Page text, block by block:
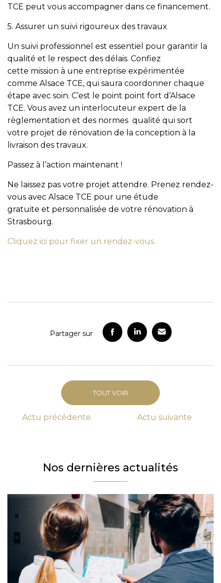
TCE peut vous accompagner dans ce financement.
5. Assurer un suivi rigoureux des travaux
Un suivi professionnel est essentiel pour garantir la
qualité et le respect des délais. Confiez
cette mission à une entreprise expérimentée
comme Alsace TCE, qui saura coordonner chaque
étape avec soin. C’est le point point fort d’Alsace
TCE. Vous avez un interlocuteur expert de la
règlementation et des normes qualité qui sort
votre projet de rénovation de la conception à la
livraison des travaux.
Passez à l’action maintenant !
Ne laissez pas votre projet attendre. Prenez rendez-
vous avec Alsace TCE pour une étude
gratuite et personnalisée de votre rénovation à
Strasbourg.
Cliquez ici pour fixer un rendez-vous.
Partager sur
TOUT VOIR
Actu précédente Actu suivante
Nos dernières actualités